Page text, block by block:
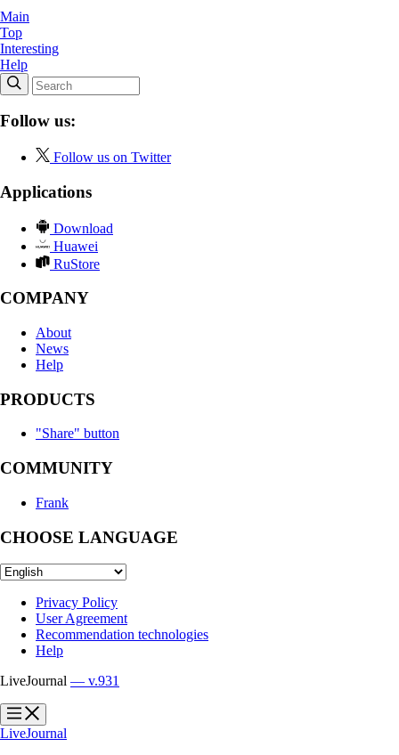
Main
Top
Interesting
Help
Follow us:
Follow us on Twitter
Applications
Download
Huawei
RuStore
COMPANY
About
News
Help
PRODUCTS
"Share" button
COMMUNITY
Frank
CHOOSE LANGUAGE
Privacy Policy
User Agreement
Recommendation technologies
Help
LiveJournal — v.931
?
?
LiveJournal